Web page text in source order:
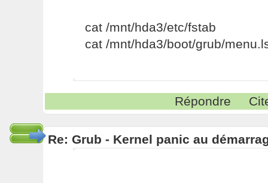
cat /mnt/hda3/etc/fstab
cat /mnt/hda3/boot/grub/
Répondre
Re: Grub - Kernel panic au